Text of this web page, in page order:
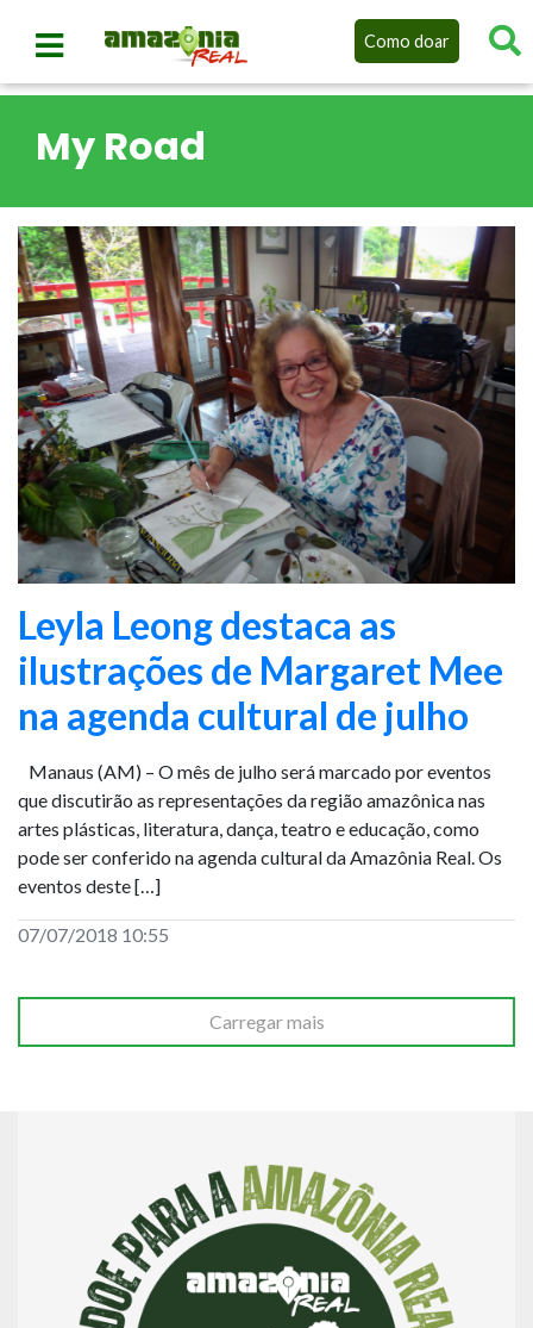
Como doar
My Road
Leyla Leong destaca as
ilustrações de Margaret Mee
na agenda cultural de julho
Manaus (AM) – O mês de julho será marcado por eventos
que discutirão as representações da região amazônica nas
artes plásticas, literatura, dança, teatro e educação, como
pode ser conferido na agenda cultural da Amazônia Real. Os
eventos deste […]
07/07/2018 10:55
Carregar mais